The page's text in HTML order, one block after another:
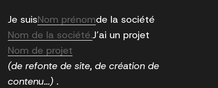
Je suisNom
Nom
de la société
Nom
de
la
société.
J’ai un projet
Nom
de
projet
(de refonte de site, de création de
contenu...) .